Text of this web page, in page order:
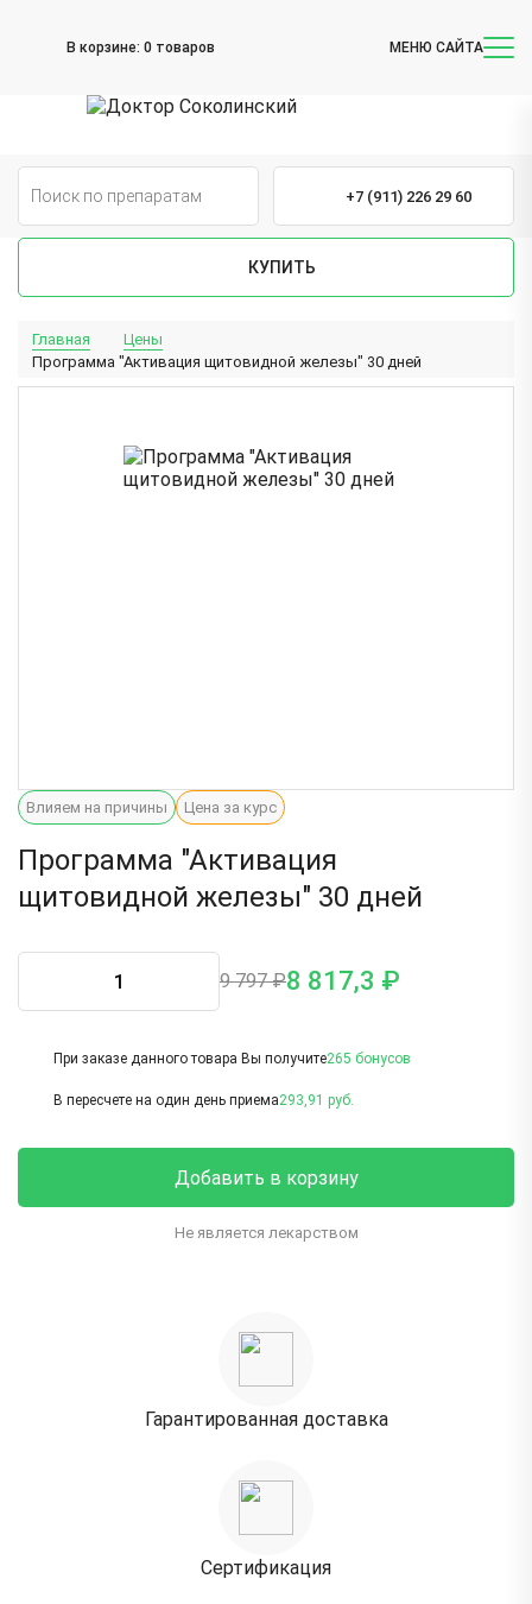
В корзине: 0 товаров МЕНЮ САЙТА
+7 (911) 226 29 60
КУПИТЬ
Главная
Цены
Программа "Активация щитовидной железы" 30 дней
Влияем на причины Цена за курс
Программа "Активация
щитовидной железы" 30 дней
9 797 ₽8 817,3 ₽
При заказе данного товара Вы получите265 бонусов
В пересчете на один день приема293,91 руб.
Добавить в корзину
Не является лекарством
Гарантированная доставка
Сертификация